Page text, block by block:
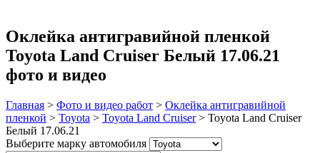
Оклейка антигравийной пленкой
Toyota Land Cruiser Белый 17.06.21
фото и видео
Главная > Фото и видео работ > Оклейка антигравийной
пленкой > Toyota > Toyota Land Cruiser > Toyota Land Cruiser
Белый 17.06.21
Выберите марку автомобиля